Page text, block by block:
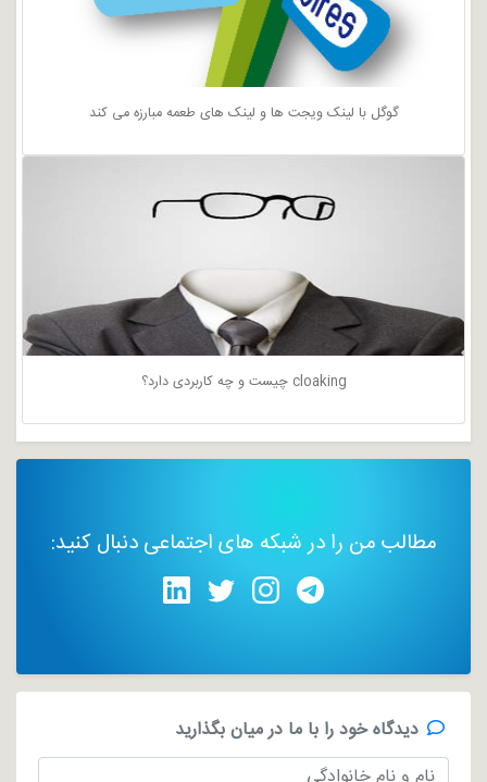
گوگل با لینک ویجت ها و لینک های طعمه مبارزه می کند
cloaking چیست و چه کاربردی دارد؟
مطالب من را در شبکه های اجتماعی دنبال کنید:
دیدگاه خود را با ما در میان بگذارید